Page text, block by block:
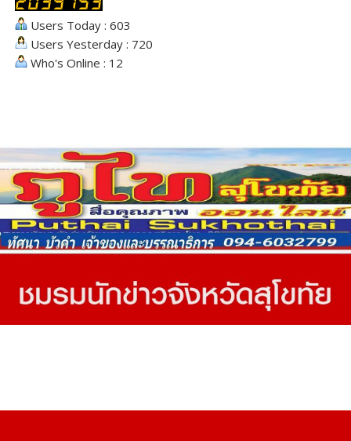
Users Today : 603
Users Yesterday : 720
Who's Online : 12